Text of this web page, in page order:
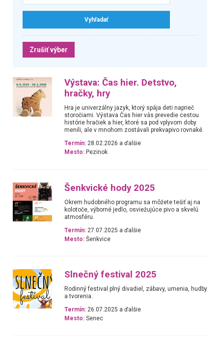
Zrušiť výber
Výstava: Čas hier. Detstvo,
hračky, hry
Hra je univerzálny jazyk, ktorý spája deti naprieč
storočiami. Výstava Čas hier vás prevedie cestou
histórie hračiek a hier, ktoré sa pod vplyvom doby
menili, ale v mnohom zostávali prekvapivo rovnaké.
Termín: 28.02.2026 a ďalšie
Mesto: Pezinok
Šenkvické hody 2025
Okrem hudobného programu sa môžete tešiť aj na
kolotoče, výborné jedlo, osviežujúce pivo a skvelú
atmosféru.
Termín: 27.07.2025 a ďalšie
Mesto: Šenkvice
Slnečný festival 2025
Rodinný festival plný divadiel, zábavy, umenia, hudby
a tvorenia.
Termín: 26.07.2025 a ďalšie
Mesto: Senec